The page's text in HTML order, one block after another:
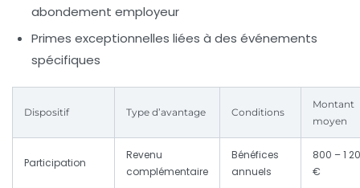
abondement employeur
Primes exceptionnelles liées à des événements
spécifiques
Dispositif Type d’avantage Conditions
Montant
moyen
Participation
Revenu
complémentaire
Bénéfices
annuels
800 – 1
€